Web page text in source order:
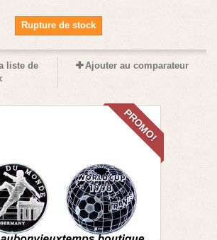
Rupture de stock
liste de
Ajouter au comparateur
PROMO!